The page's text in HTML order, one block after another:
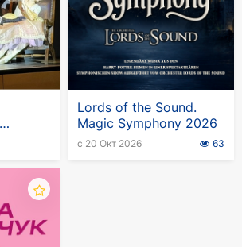
Lords of the Sound.
Magic Symphony 2026
с 20 Окт 2026 63